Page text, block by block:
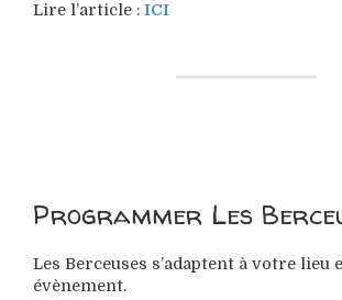
Lire l’article : ICI
Programmer Les
Les Berceuses s’adaptent à votre lieu
évènement.